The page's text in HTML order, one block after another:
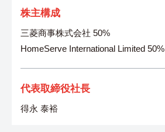
株主構成
三菱商事株式会社 50%
HomeServe International Limited 50%
代表取締役社長
得永 泰裕